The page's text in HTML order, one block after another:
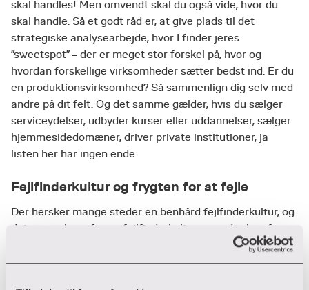
skal handles! Men omvendt skal du også vide, hvor du
skal handle. Så et godt råd er, at give plads til det
strategiske analysearbejde, hvor I finder jeres
”sweetspot” – der er meget stor forskel på, hvor og
hvordan forskellige virksomheder sætter bedst ind. Er du
en produktionsvirksomhed? Så sammenlign dig selv med
andre på dit felt. Og det samme gælder, hvis du sælger
serviceydelser, udbyder kurser eller uddannelser, sælger
hjemmesidedomæner, driver private institutioner, ja
listen her har ingen ende.
Fejlfinderkultur og frygten for at fejle
Der hersker mange steder en benhård fejlfinderkultur, og
det er en skam, for en fejlfinderkultur spænder ben for
nysgerrige omstillinger. Det samme gør frygten for at
fejle. For du vil fejle. Beklager, der er ingen vej udenom -